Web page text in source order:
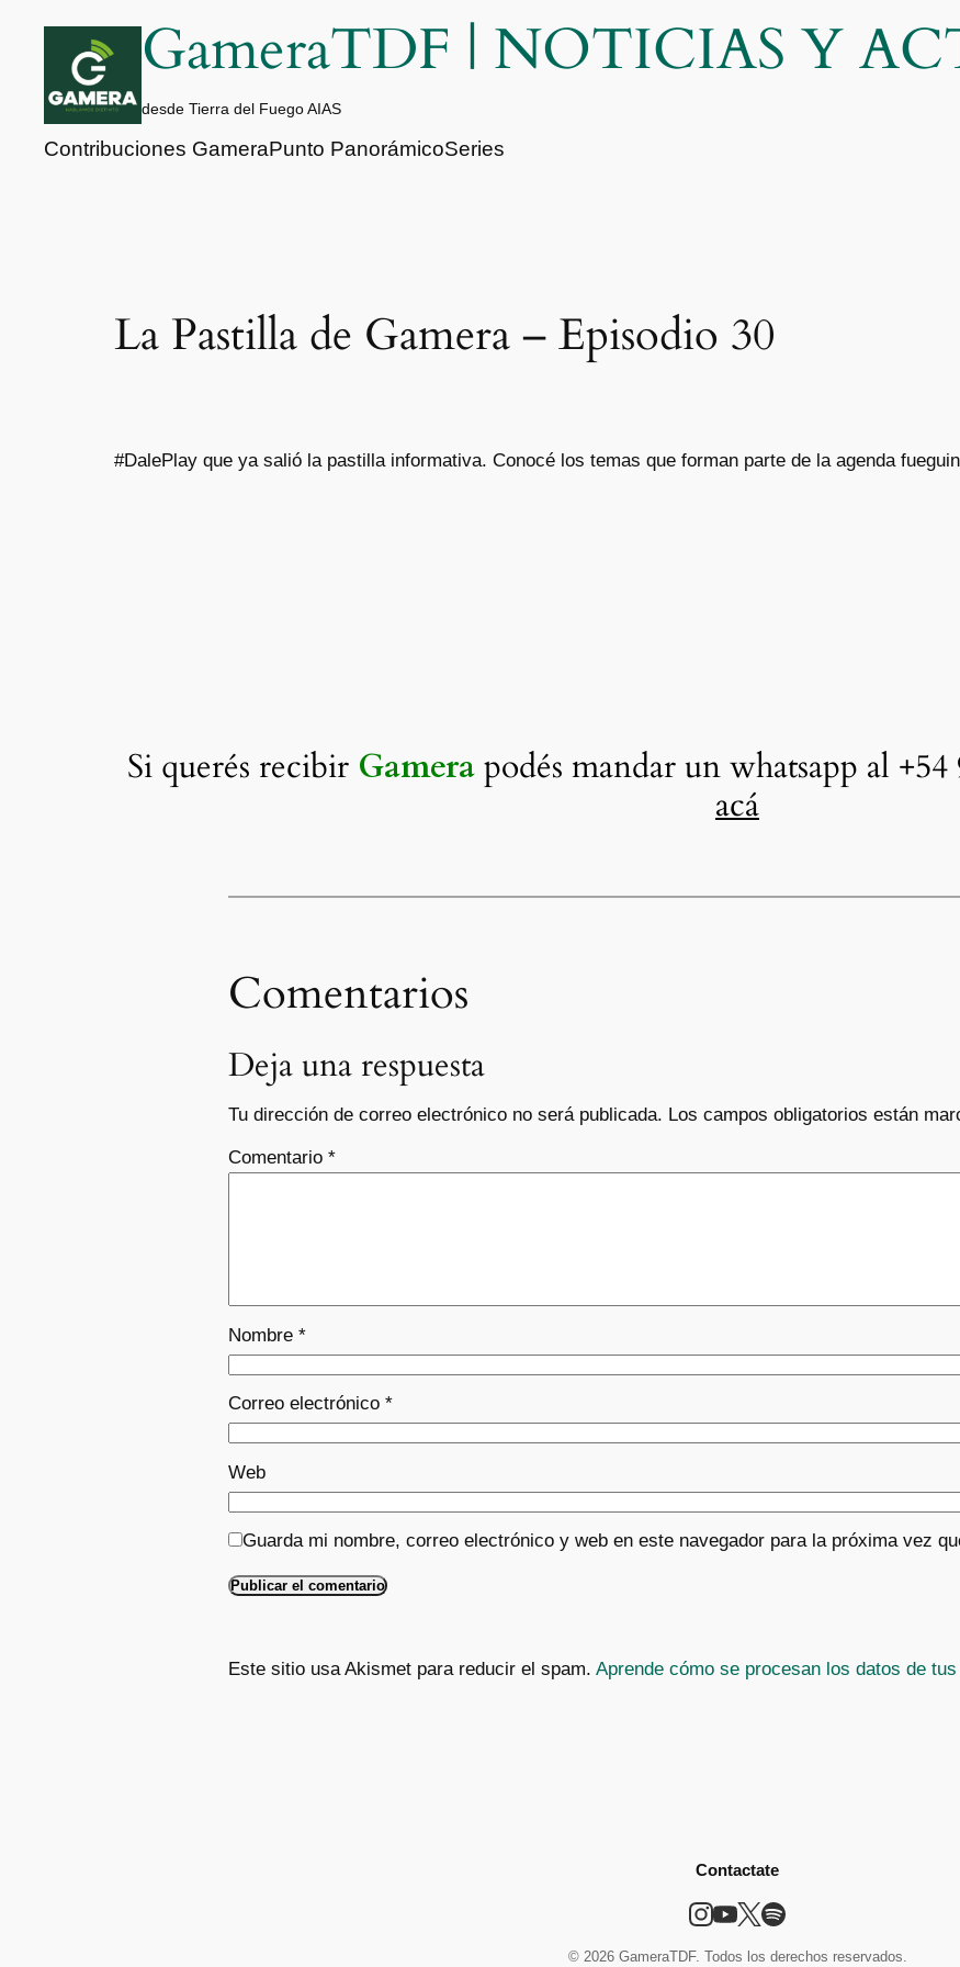
contenido
GameraTDF | NOTICIAS Y
desde Tierra del Fuego AIAS
Contribuciones GameraPunto PanorámicoSeries
La Pastilla de Gamera – Episodio 30
#DalePlay que ya salió la pastilla informativa. Conocé los temas que forman parte de la agenda
Si querés recibir Gamerapodés mandar un whatsapp al
acá
Comentarios
Deja una respuesta
Tu dirección de correo electrónico no será publicada. Los campos obligatorios están
Comentario *
Nombre *
Correo electrónico *
Web
Guarda mi nombre, correo electrónico y web en este navegador para la próxima vez
Este sitio usa Akismet para reducir el spam. Aprende cómo se procesan los datos de
Contactate
© 2026 GameraTDF. Todos los derechos reservados.